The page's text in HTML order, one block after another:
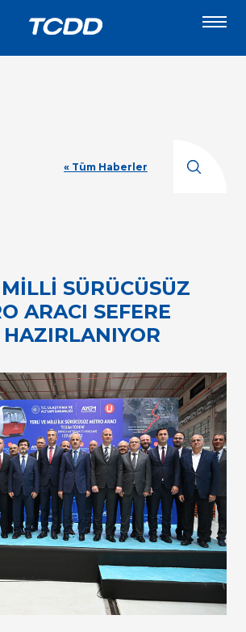
« Tüm Haberler
SÜRÜCÜSÜZ
ARACI SEFERE